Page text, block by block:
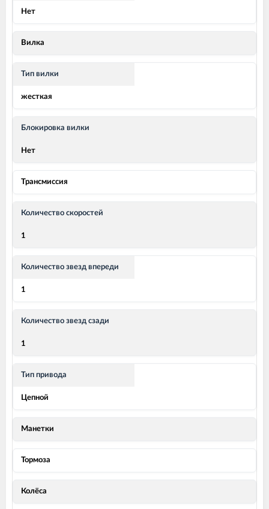
Нет
Вилка
Тип вилки
жесткая
Блокировка вилки
Нет
Трансмиссия
Количество скоростей
1
Количество звезд впереди
1
Количество звезд сзади
1
Тип привода
Цепной
Манетки
Тормоза
Колёса